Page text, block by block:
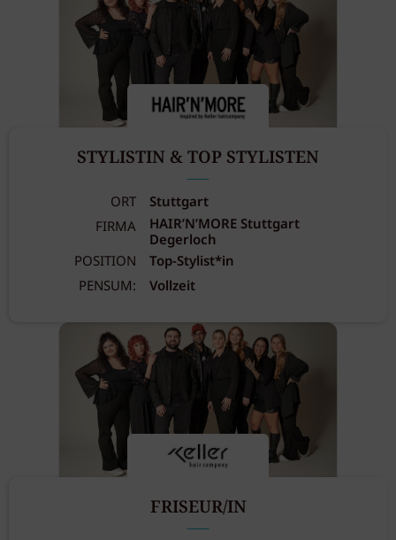
STYLISTIN & TOP STYLISTEN
ORT
Stuttgart
FIRMA
HAIR’N’MORE Stuttgart
Degerloch
POSITION
Top-Stylist*in
PENSUM:
Vollzeit
FRISEUR/IN